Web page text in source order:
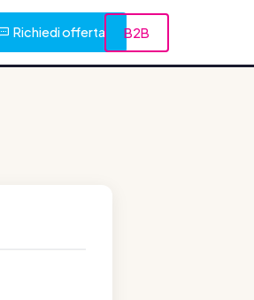
Richiedi offerta B2B